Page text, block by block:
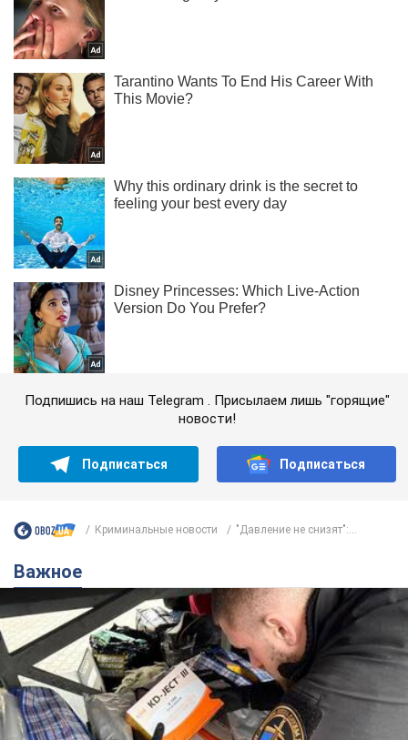
Подпишись на наш Telegram . Присылаем лишь "горящие"
новости!
Подписаться Подписаться
Криминальные новости "Давление не снизят":...
Важное